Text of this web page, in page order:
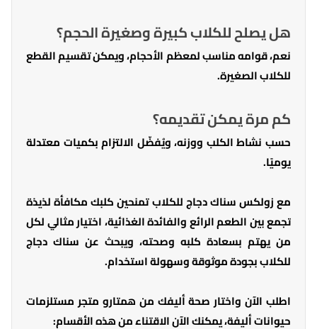
هل يصلح للكلاب كبيرة وصغيرة الحجم؟
نعم، قوامه مناسب لمعظم الأحجام، ويمكن تقسيم القطع
للكلاب الصغيرة.
كم مرة يمكن تقديمه؟
حسب نشاط الكلب ووزنه، ويُفضّل الالتزام بكميات معتدلة
يوميًا.
مع زولكس سناك دجاج للكلاب تمنحين كلبك مكافأة لذيذة
تجمع بين الطعم الرائع والفائدة الغذائية، اختيار مثالي لكل
من يهتم بسعادة كلبه وصحته، ويبحث عن سناك دجاج
للكلاب بجودة موثوقة وسهولة استخدام.
اطلب الآن واختار صحة أليفك من همتارو متجر مستلزمات
حيوانات أليفة، يمكنك الآن الاقتناء من هذه الأقسام: